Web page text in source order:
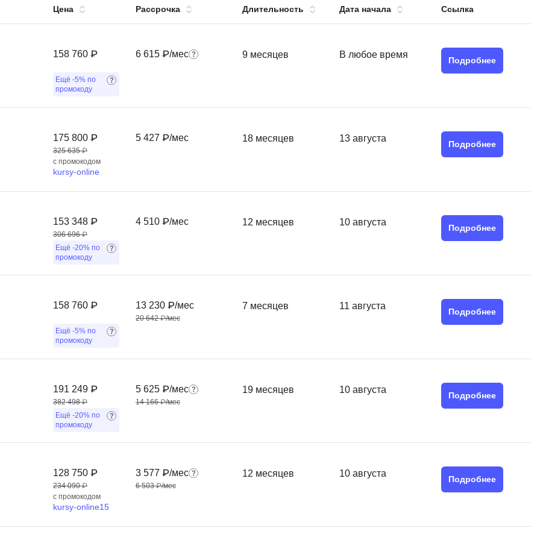
Цена Рассрочка Длительность Дата начала Ссылка
158 760 ₽
Ещё -5% по
промокоду
6 615 ₽/мес 9 месяцев В любое время
Подробнее
175 800 ₽
325 635 ₽
с промокодом
kursy-online
5 427 ₽/мес 18 месяцев 13 августа
Подробнее
153 348 ₽
306 696 ₽
Ещё -20% по
промокоду
4 510 ₽/мес 12 месяцев 10 августа
Подробнее
158 760 ₽
Ещё -5% по
промокоду
13 230 ₽/мес
20 642 ₽/мес
7 месяцев 11 августа
Подробнее
191 249 ₽
382 498 ₽
Ещё -20% по
промокоду
5 625 ₽/мес
14 166 ₽/мес
19 месяцев 10 августа
Подробнее
128 750 ₽
234 090 ₽
с промокодом
kursy-online15
3 577 ₽/мес
6 503 ₽/мес
12 месяцев 10 августа
Подробнее
Вайб кодинг
Верстка на HTML и CSS
jQuery
Jenkins
Android-разработка
Ansible
Arduino
Apache Airflow
Asterisk
Разработка мобильных
приложений
Разработка игр
Создание чат-ботов
Создание интернет магазина
Фреймворк Django
Фреймворк Laravel
VR/AR-разработка
Rust
MySQL
MS SQL
CentOS
Промпт инжиниринг